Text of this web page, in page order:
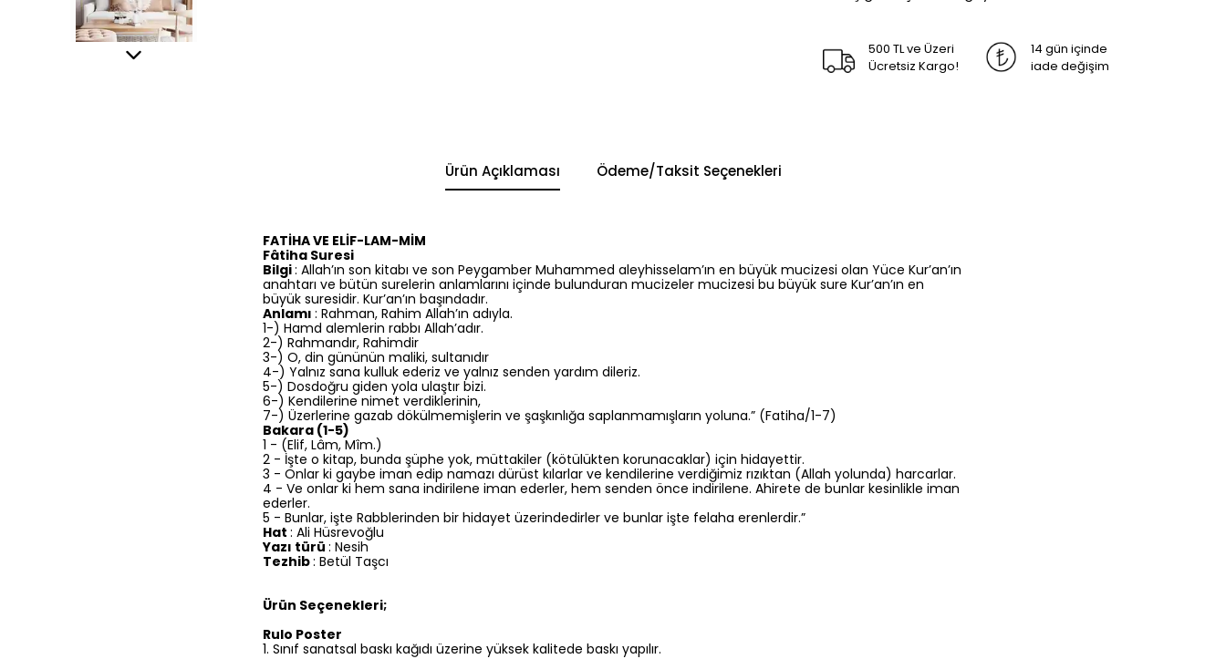
500 TL ve Üzeri
Ücretsiz Kargo!
14 gün içinde
iade değişim
Ürün Açıklaması Ödeme/Taksit Seçenekleri
FATİHA VE ELİF-LAM-MİM
Fâtiha Suresi
Bilgi: Allah’ın son kitabı ve son Peygamber Muhammed aleyhisselam’ın en büyük mucizesi olan Yüce Kur’an’ın
anahtarı ve bütün surelerin anlamlarını içinde bulunduran mucizeler mucizesi bu büyük sure Kur’an’ın en
büyük suresidir. Kur’an’ın başındadır.
Anlamı : Rahman, Rahim Allah’ın adıyla.
1-) Hamd alemlerin rabbı Allah’adır.
2-) Rahmandır, Rahimdir
3-) O, din gününün maliki, sultanıdır
4-) Yalnız sana kulluk ederiz ve yalnız senden yardım dileriz.
5-) Dosdoğru giden yola ulaştır bizi.
6-) Kendilerine nimet verdiklerinin,
7-) Üzerlerine gazab dökülmemişlerin ve şaşkınlığa saplanmamışların yoluna.” (Fatiha/1-7)
Bakara (1-5)
1 - (Elif, Lâm, Mîm.)
2 - İşte o kitap, bunda şüphe yok, müttakiler (kötülükten korunacaklar) için hidayettir.
3 - Onlar ki gaybe iman edip namazı dürüst kılarlar ve kendilerine verdiğimiz rızıktan (Allah yolunda) harcarlar.
4 - Ve onlar ki hem sana indirilene iman ederler, hem senden önce indirilene. Ahirete de bunlar kesinlikle iman
ederler.
5 - Bunlar, işte Rabblerinden bir hidayet üzerindedirler ve bunlar işte felaha erenlerdir.”
Hat : Ali Hüsrevoğlu
Yazı türü : Nesih
Tezhib: Betül Taşcı
Ürün Seçenekleri;
Rulo Poster
1.⁠ ⁠Sınıf sanatsal baskı kağıdı üzerine yüksek kalitede baskı yapılır.